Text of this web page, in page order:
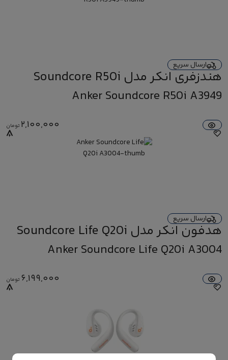
ارسال سریع
هندزفری انکر مدل Soundcore R50i
A3949
Anker Soundcore R50i A3949
2,100,000 تومان
ارسال سریع
هدفون انکر مدل Soundcore Life Q20i
A3004
Anker Soundcore Life Q20i A3004
6,199,000 تومان